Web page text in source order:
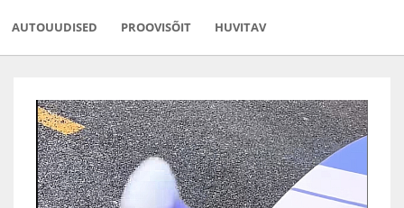
AUTOUUDISED PROOVISÕIT HUVITAV